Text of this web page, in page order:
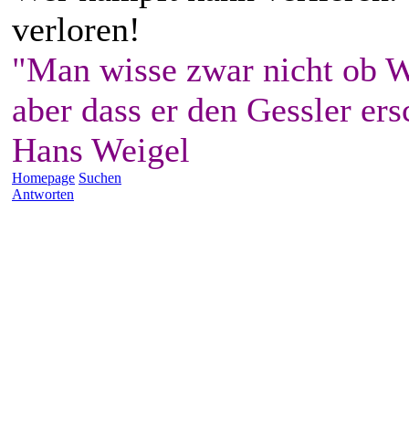
verloren!
"Man wisse zwar nicht ob
aber dass er den Gessler
Hans Weigel
Homepage Suchen
Antworten